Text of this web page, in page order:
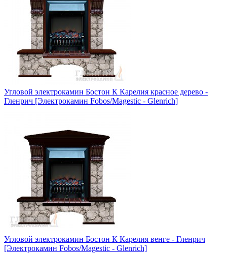
Угловой электрокамин Бостон К Карелия красное дерево -
Гленрич [Электрокамин Fobos/Magestic - Glenrich]
Угловой электрокамин Бостон К Карелия венге - Гленрич
[Электрокамин Fobos/Magestic - Glenrich]